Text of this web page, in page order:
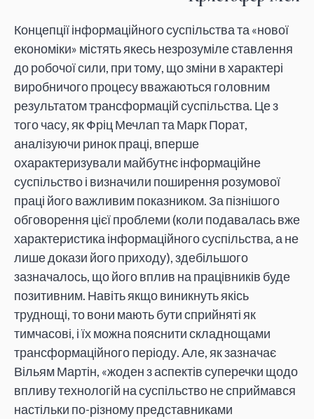
Концепції інформаційного суспільства та «нової
економіки» містять якесь незрозуміле ставлення
до робочої сили, при тому, що зміни в характері
виробничого процесу вважаються головним
результатом трансформацій суспільства. Це з
того часу, як Фріц Мечлап та Марк Порат,
аналізуючи ринок праці, вперше
охарактеризували майбутнє інформаційне
суспільство і визначили поширення розумової
праці його важливим показником. За пізнішого
обговорення цієї проблеми (коли подавалась вже
характеристика інформаційного суспільства, а не
лише докази його приходу), здебільшого
зазначалось, що його вплив на працівників буде
позитивним. Навіть якщо виникнуть якісь
труднощі, то вони мають бути сприйняті як
тимчасові, і їх можна пояснити складнощами
трансформаційного періоду. Але, як зазначає
Вільям Мартін, «жоден з аспектів суперечки щодо
впливу технологій на суспільство не сприймався
настільки по-різному представниками